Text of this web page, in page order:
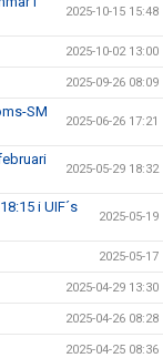
2025-10-15 15:48
2025-10-02 13:00
2025-09-26 08:09
SM
2025-06-26 17:21
2025-05-29 18:32
i UIF´s
2025-05-19
2025-05-17
2025-04-29 13:30
2025-04-26 08:28
2025-04-25 08:36